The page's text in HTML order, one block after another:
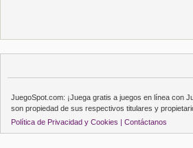
JuegoSpot.com: ¡Juega gratis a juegos en línea con
son propiedad de sus respectivos titulares y
Política de Privacidad y Cookies | Contáctanos